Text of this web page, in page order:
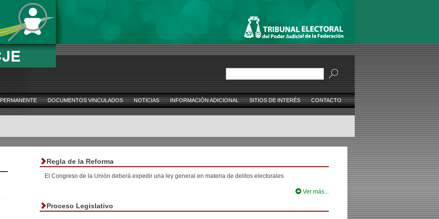
DOCUMENTOS VINCULADOS NOTICIAS INFORMACIÓN ADICIONAL SITIOS DE INTERÉS CONTACTO
Regla de la Reforma
El Congreso de la Unión deberá expedir una ley general en materia de delitos electorales
Ver más...
Proceso Legislativo